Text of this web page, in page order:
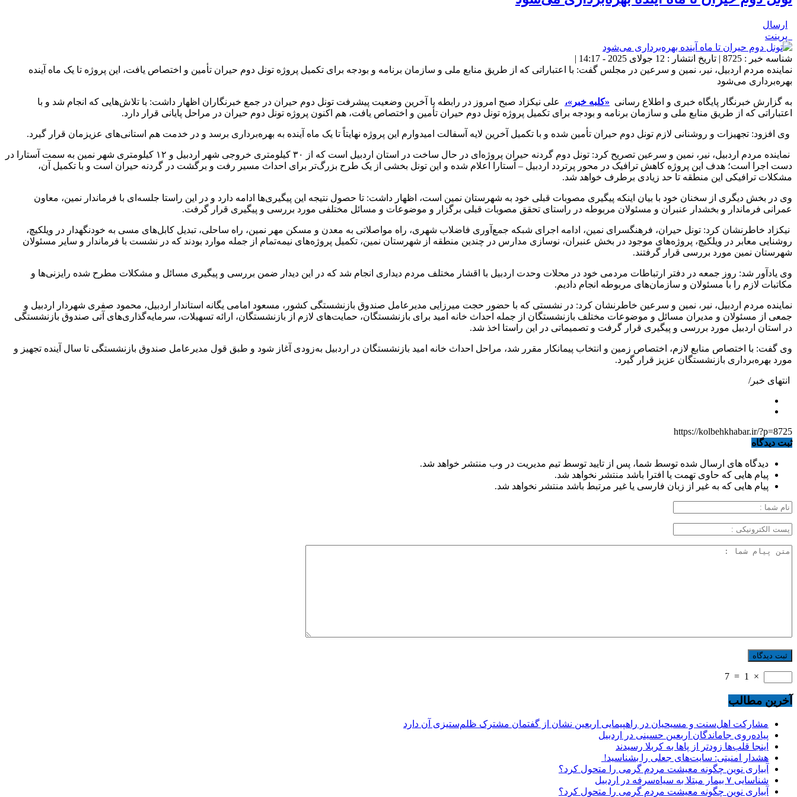
ارسال
پرینت
شناسه خبر : 8725 | تاریخ انتشار : 12 جولای 2025 - 14:17 |
نماینده مردم اردبیل، نیر، نمین و سرعین در مجلس گفت: با اعتباراتی که از طریق منابع ملی و سازمان برنامه و بودجه برای تکمیل پروژه تونل دوم حیران تأمین و اختصاص یافت، این پروژه تا یک ماه آینده
بهره‌برداری می‌شود
به گزارش خبرنگار پایگاه خبری و اطلاع رسانی «کلبه خبر»، علی نیکزاد صبح امروز در رابطه با آخرین وضعیت پیشرفت تونل دوم حیران در جمع خبرنگاران اظهار داشت: با تلاش‌هایی که انجام شد و با
اعتباراتی که از طریق منابع ملی و سازمان برنامه و بودجه برای تکمیل پروژه تونل دوم حیران تأمین و اختصاص یافت، هم اکنون پروژه تونل دوم حیران در مراحل پایانی قرار دارد.
وی افزود: تجهیزات و روشنانی لازم تونل دوم حیران تأمین شده و با تکمیل آخرین لایه آسفالت امیدوارم این پروژه نهایتاً تا یک ماه آینده به بهره‌برداری برسد و در خدمت هم استانی‌های عزیزمان قرار گیرد.
نماینده مردم اردبیل، نیر، نمین و سرعین تصریح کرد: تونل دوم گردنه حیران پروژه‌ای در حال ساخت در استان اردبیل است که از ۳۰ کیلومتری خروجی شهر اردبیل و ۱۲ کیلومتری شهر نمین به سمت آستارا در
دست اجرا است؛ هدف این پروژه کاهش ترافیک در محور پرتردد اردبیل – آستارا اعلام شده و این تونل بخشی از یک طرح بزرگ‌تر برای احداث مسیر رفت و برگشت در گردنه حیران است و با تکمیل آن،
مشکلات ترافیکی این منطقه تا حد زیادی برطرف خواهد شد.
وی در بخش دیگری از سخنان خود با بیان اینکه پیگیری مصوبات قبلی خود به شهرستان نمین است، اظهار داشت: تا حصول نتیجه این پیگیری‌ها ادامه دارد و در این راستا جلسه‌ای با فرماندار نمین، معاون
عمرانی فرماندار و بخشدار عنبران و مسئولان مربوطه در راستای تحقق مصوبات قبلی برگزار و موضوعات و مسائل مختلفی مورد بررسی و پیگیری قرار گرفت.
نیکزاد خاطرنشان کرد: تونل حیران، فرهنگسرای نمین، ادامه اجرای شبکه جمع‌آوری فاضلاب شهری، راه مواصلاتی به معدن و مسکن مهر نمین، راه ساحلی، تبدیل کابل‌های مسی به خودنگهدار در ویلکیچ،
روشنایی معابر در ویلکیچ، پروژه‌های موجود در بخش عنبران، نوسازی مدارس در چندین منطقه از شهرستان نمین، تکمیل پروژه‌های نیمه‌تمام از جمله موارد بودند که در نشست با فرماندار و سایر مسئولان
شهرستان نمین مورد بررسی قرار گرفتند.
وی یادآور شد: روز جمعه در دفتر ارتباطات مردمی خود در محلات وحدت اردبیل با اقشار مختلف مردم دیداری انجام شد که در این دیدار ضمن بررسی و پیگیری مسائل و مشکلات مطرح شده رایزنی‌ها و
مکاتبات لازم را با مسئولان و سازمان‌های مربوطه انجام دادیم.
نماینده مردم اردبیل، نیر، نمین و سرعین خاطرنشان کرد: در نشستی که با حضور حجت میرزایی مدیرعامل صندوق بازنشستگی کشور، مسعود امامی یگانه استاندار اردبیل، محمود صفری شهردار اردبیل و
جمعی از مسئولان و مدیران مسائل و موضوعات مختلف بازنشستگان از جمله احداث خانه امید برای بازنشستگان، حمایت‌های لازم از بازنشستگان، ارائه تسهیلات، سرمایه‌گذاری‌های آتی صندوق بازنشستگی
در استان اردبیل مورد بررسی و پیگیری قرار گرفت و تصمیماتی در این راستا اخذ شد.
وی گفت: با اختصاص منابع لازم، اختصاص زمین و انتخاب پیمانکار مقرر شد، مراحل احداث خانه امید بازنشستگان در اردبیل به‌زودی آغاز شود و طبق قول مدیرعامل صندوق بازنشستگی تا سال آینده تجهیز و
مورد بهره‌برداری بازنشستگان عزیز قرار گیرد.
انتهای خبر/
https://kolbehkhabar.ir/?p=8725
ثبت دیدگاه
دیدگاه های ارسال شده توسط شما، پس از تایید توسط تیم مدیریت در وب منتشر خواهد شد.
پیام هایی که حاوی تهمت یا افترا باشد منتشر نخواهد شد.
پیام هایی که به غیر از زبان فارسی یا غیر مرتبط باشد منتشر نخواهد شد.
×
1
=
7
آخرین مطالب
مشارکت اهل‌سنت و مسیحیان در راهپیمایی اربعین نشان از گفتمان مشترک ظلم‌ستیزی آن دارد
پیاده‌روی جاماندگان اربعین حسینی در اردبیل
اینجا قلب‌ها زودتر از پاها به کربلا رسیدند
هشدار امنیتی: سایت‌های جعلی را بشناسید!
آبیاری نوین چگونه معیشت مردم گرمی را متحول کرد؟
شناسایی ۷ بیمار مبتلا به سیاه‌سرفه در اردبیل
آبیاری نوین چگونه معیشت مردم گرمی را متحول کرد؟